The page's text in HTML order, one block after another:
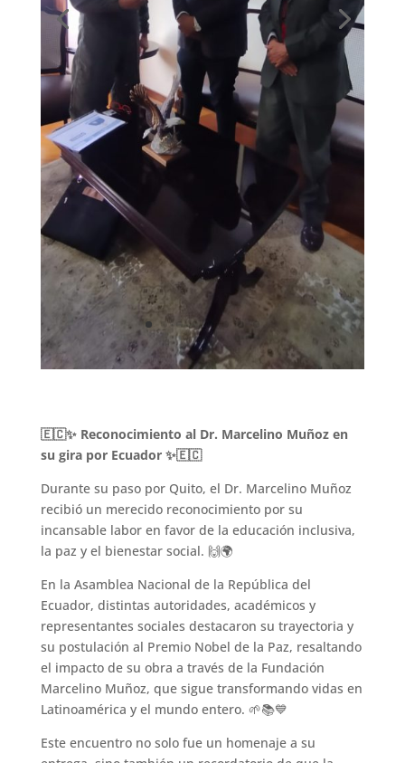
🇪🇨✨ Reconocimiento al Dr. Marcelino Muñoz en
su gira por Ecuador ✨🇪🇨
Durante su paso por Quito, el Dr. Marcelino Muñoz
recibió un merecido reconocimiento por su
incansable labor en favor de la educación inclusiva,
la paz y el bienestar social. 🙌🌍
En la Asamblea Nacional de la República del
Ecuador, distintas autoridades, académicos y
representantes sociales destacaron su trayectoria y
su postulación al Premio Nobel de la Paz, resaltando
el impacto de su obra a través de la Fundación
Marcelino Muñoz, que sigue transformando vidas en
Latinoamérica y el mundo entero. 🌱📚💙
Este encuentro no solo fue un homenaje a su